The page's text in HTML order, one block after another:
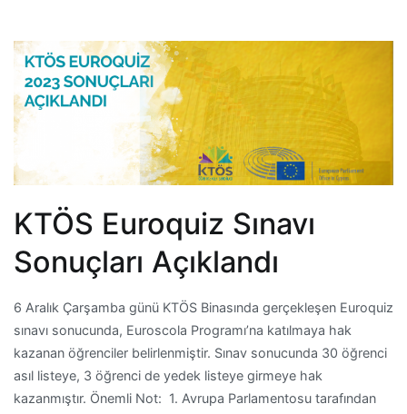
KTÖS Euroquiz Sınavı
Sonuçları Açıklandı
6 Aralık Çarşamba günü KTÖS Binasında gerçekleşen Euroquiz
sınavı sonucunda, Euroscola Programı’na katılmaya hak
kazanan öğrenciler belirlenmiştir. Sınav sonucunda 30 öğrenci
asıl listeye, 3 öğrenci de yedek listeye girmeye hak
kazanmıştır. Önemli Not: 1. Avrupa Parlamentosu tarafından